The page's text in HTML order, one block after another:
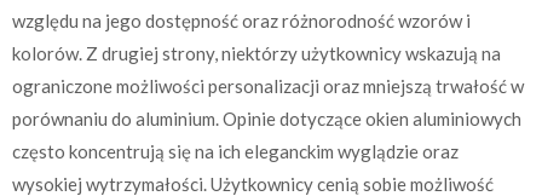
względu na jego dostępność oraz różnorodność wzorów i
kolorów. Z drugiej strony, niektórzy użytkownicy wskazują na
ograniczone możliwości personalizacji oraz mniejszą trwałość w
porównaniu do aluminium. Opinie dotyczące okien aluminiowych
często koncentrują się na ich eleganckim wyglądzie oraz
wysokiej wytrzymałości. Użytkownicy cenią sobie możliwość